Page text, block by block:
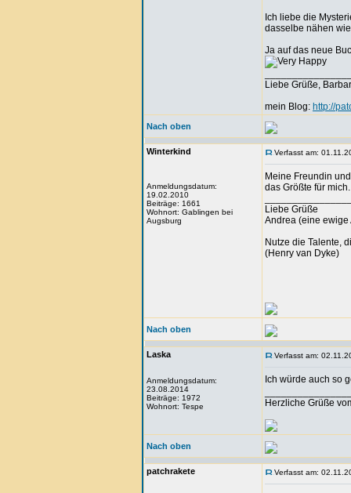
Ich liebe die
dasselbe nähen
Ja auf das neue
Liebe Grüße,
mein Blog: http://
Nach oben
Winterkind
Anmeldungsdatum:
19.02.2010
Beiträge: 1661
Wohnort: Gablingen bei
Augsburg
Verfasst am:
Meine Freundin
das Größte für mich.
Liebe Grüße
Andrea (eine ewige
Nutze die Talente,
(Henry van Dyke)
Nach oben
Laska
Anmeldungsdatum:
23.08.2014
Beiträge: 1972
Wohnort: Tespe
Verfasst am:
Ich würde auch so
Herzliche Grüße
Nach oben
patchrakete Verfasst am: